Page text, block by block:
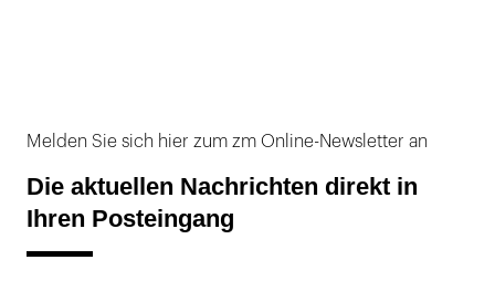
Melden Sie sich hier zum zm Online-Newsletter an
Die aktuellen Nachrichten direkt in
Ihren Posteingang